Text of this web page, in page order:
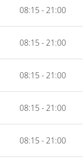
08:15 - 21:00
08:15 - 21:00
08:15 - 21:00
08:15 - 21:00
08:15 - 21:00